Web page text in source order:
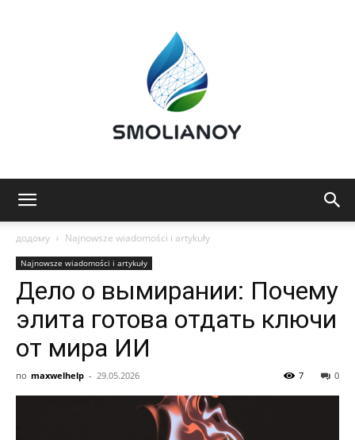
Technologia,
Inteligencja
додому Najnowsze wiadomości i artykuły
Najnowsze wiadomości i artykuły
Дело о вымирании: Почему
элита готова отдать ключи
от мира ИИ
по maxwelhelp - 29.05.2026 0
7